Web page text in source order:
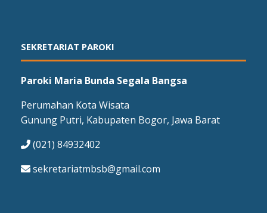
SEKRETARIAT PAROKI
Paroki Maria Bunda Segala Bangsa
Perumahan Kota Wisata
Gunung Putri, Kabupaten Bogor, Jawa Barat
(021) 84932402
sekretariatmbsb@gmail.com